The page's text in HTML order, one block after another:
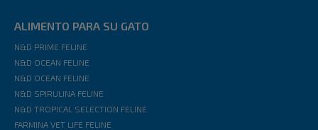
ALIMENTO PARA SU GATO
N&D PRIME FELINE
N&D OCEAN FELINE
N&D OCEAN FELINE
N&D SPIRULINA FELINE
N&D TROPICAL SELECTION FELINE
FARMINA VET LIFE FELINE